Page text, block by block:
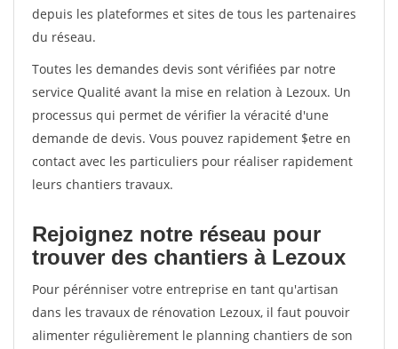
depuis les plateformes et sites de tous les partenaires
du réseau.
Toutes les demandes devis sont vérifiées par notre
service Qualité avant la mise en relation à Lezoux. Un
processus qui permet de vérifier la véracité d'une
demande de devis. Vous pouvez rapidement $etre en
contact avec les particuliers pour réaliser rapidement
leurs chantiers travaux.
Rejoignez notre réseau pour
trouver des chantiers à Lezoux
Pour pérénniser votre entreprise en tant qu'artisan
dans les travaux de rénovation Lezoux, il faut pouvoir
alimenter régulièrement le planning chantiers de son